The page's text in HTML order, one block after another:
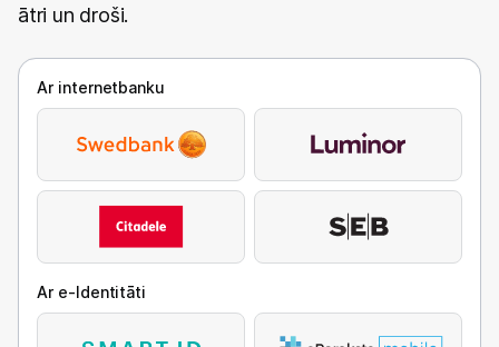
ātri un droši.
Ar internetbanku
Ar e-Identitāti